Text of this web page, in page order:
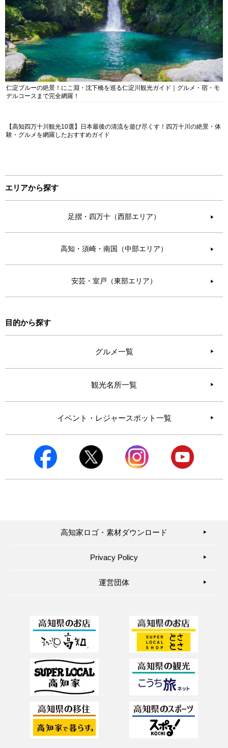
仁淀ブルーの絶景！にこ淵・沈下橋を巡る仁淀川観光ガイド｜グルメ・宿・モ
デルコースまで完全網羅！
【高知四万十川観光10選】日本最後の清流を遊び尽くす！四万十川の絶景・体
験・グルメを網羅したおすすめガイド
エリアから探す
足摺・四万十（西部エリア） ▶︎
高知・須崎・南国（中部エリア） ▶︎
安芸・室戸（東部エリア） ▶︎
目的から探す
グルメ一覧
観光名所一覧
イベント・レジャースポット一覧
高知家ロゴ・素材ダウンロード ▶︎
Privacy Policy ▶︎
運営団体 ▶︎